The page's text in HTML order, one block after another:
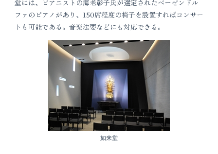
堂には、ピアニストの海老彰子氏が選定されたベーゼンドル
ファのピアノがあり、150席程度の椅子を設置すればコンサー
トも可能である。音楽法要などにも対応できる。
如来堂